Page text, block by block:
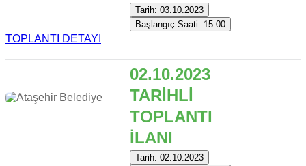
Tarih: 03.10.2023
Başlangıç Saati: 15:00
TOPLANTI DETAYI
02.10.2023
TARİHLİ
TOPLANTI
İLANI
Tarih: 02.10.2023